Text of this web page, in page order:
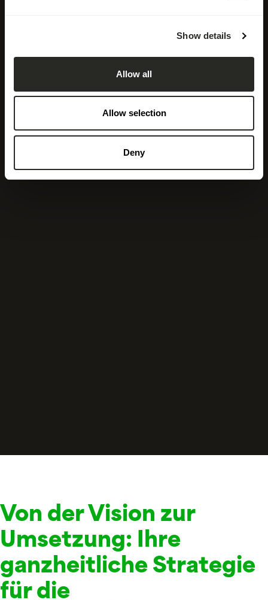
Show details
Allow all
Allow selection
Deny
Von der Vision zur
Umsetzung: Ihre
ganzheitliche Strategie
für die